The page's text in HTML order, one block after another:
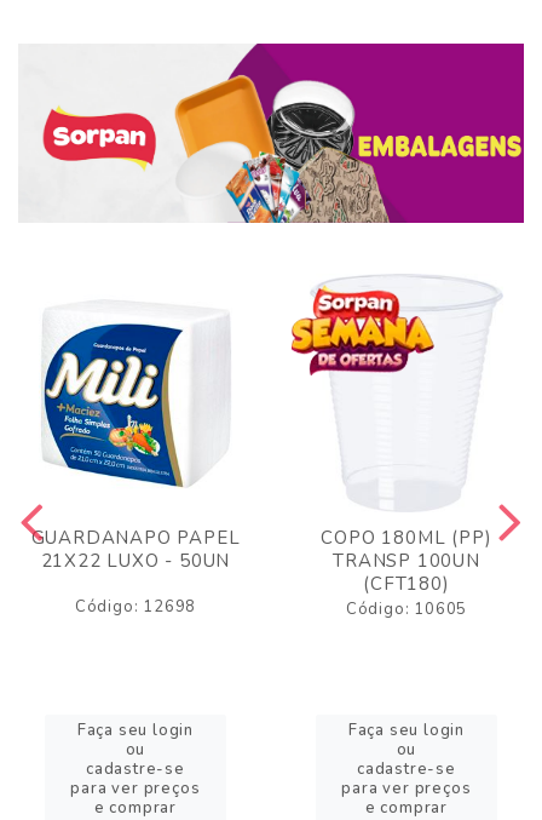
GUARDANAPO PAPEL
21X22 LUXO - 50UN
Código: 12698
Faça seu login
ou
cadastre-se
para ver preços
e comprar
COPO 180ML (PP)
TRANSP 100UN
(CFT180)
Código: 10605
Faça seu login
ou
cadastre-se
para ver preços
e comprar